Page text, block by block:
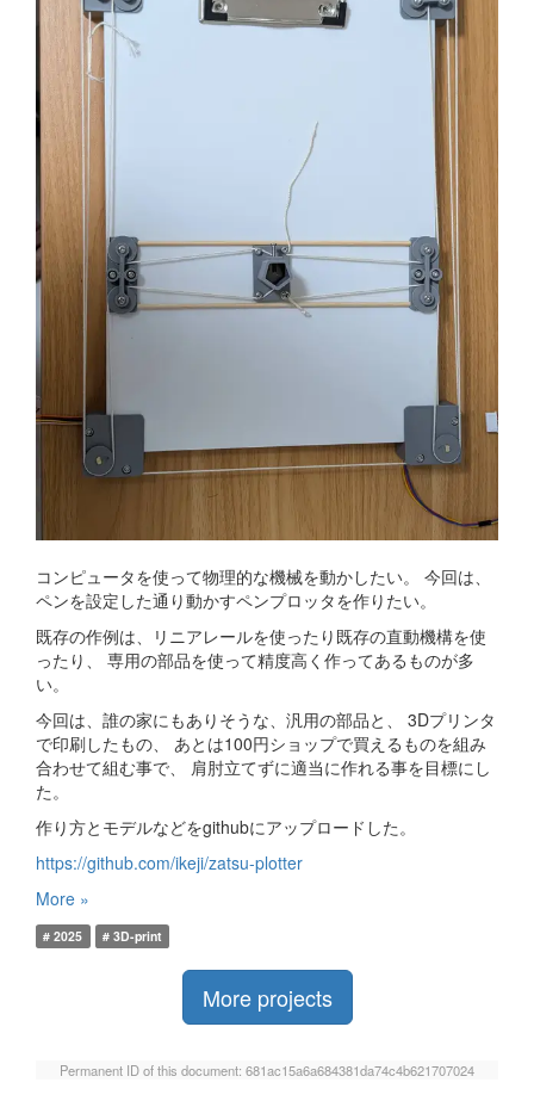
コンピュータを使って物理的な機械を動かしたい。 今回は、
ペンを設定した通り動かすペンプロッタを作りたい。
既存の作例は、リニアレールを使ったり既存の直動機構を使
ったり、 専用の部品を使って精度高く作ってあるものが多
い。
今回は、誰の家にもありそうな、汎用の部品と、 3Dプリンタ
で印刷したもの、 あとは100円ショップで買えるものを組み
合わせて組む事で、 肩肘立てずに適当に作れる事を目標にし
た。
作り方とモデルなどをgithubにアップロードした。
https://github.com/ikeji/zatsu-plotter
More »
# 2025 # 3D-print
More projects
Permanent ID of this document: 681ac15a6a684381da74c4b621707024